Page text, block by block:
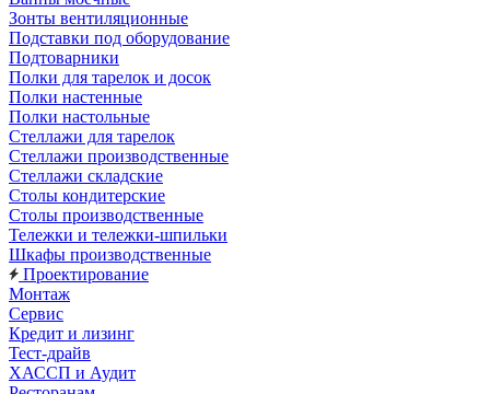
Зонты вентиляционные
Подставки под оборудование
Подтоварники
Полки для тарелок и досок
Полки настенные
Полки настольные
Стеллажи для тарелок
Стеллажи производственные
Стеллажи складские
Столы кондитерские
Столы производственные
Тележки и тележки-шпильки
Шкафы производственные
Проектирование
Монтаж
Сервис
Кредит и лизинг
Тест-драйв
ХАССП и Аудит